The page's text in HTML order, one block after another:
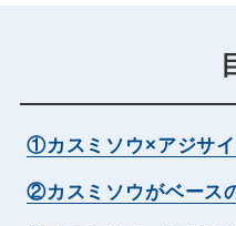
①カスミソウ×アジサ
②カスミソウがベース